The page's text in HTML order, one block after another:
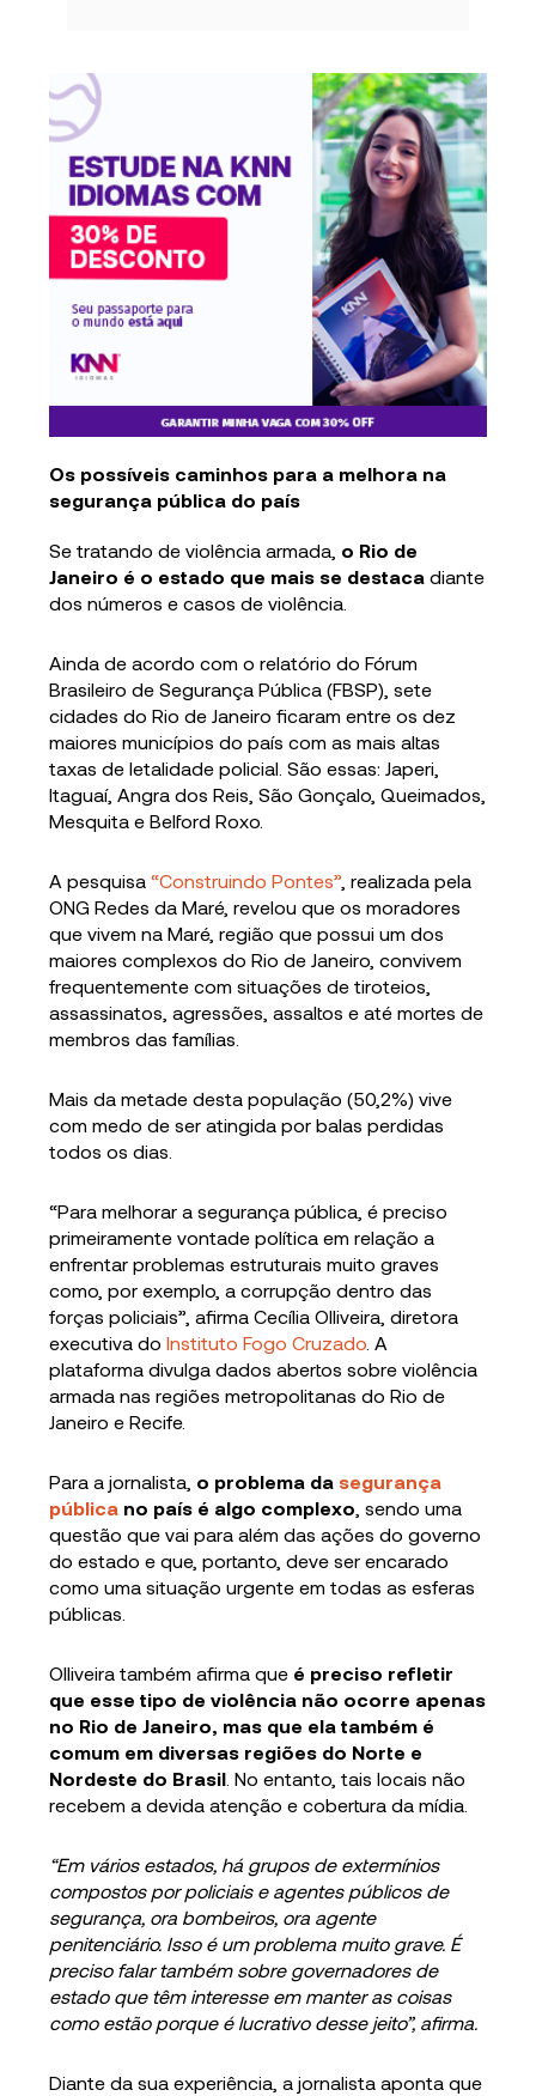
Os possíveis caminhos para a melhora na
segurança pública do país
Se tratando de violência armada, o Rio de
Janeiro é o estado que mais se destacadiante
dos números e casos de violência.
Ainda de acordo com o relatório do Fórum
Brasileiro de Segurança Pública (FBSP), sete
cidades do Rio de Janeiro ficaram entre os dez
maiores municípios do país com as mais altas
taxas de letalidade policial. São essas: Japeri,
Itaguaí, Angra dos Reis, São Gonçalo, Queimados,
Mesquita e Belford Roxo.
A pesquisa “Construindo Pontes” , realizada pela
ONG Redes da Maré, revelou que os moradores
que vivem na Maré, região que possui um dos
maiores complexos do Rio de Janeiro, convivem
frequentemente com situações de tiroteios,
assassinatos, agressões, assaltos e até mortes de
membros das famílias.
Mais da metade desta população (50,2%) vive
com medo de ser atingida por balas perdidas
todos os dias.
“Para melhorar a segurança pública, é preciso
primeiramente vontade política em relação a
enfrentar problemas estruturais muito graves
como, por exemplo, a corrupção dentro das
forças policiais”, afirma Cecília Olliveira, diretora
executiva doInstituto Fogo Cruzado . A
plataforma divulga dados abertos sobre violência
armada nas regiões metropolitanas do Rio de
Janeiro e Recife.
Para a jornalista, o problema da segurança
pública no país é algo complexo , sendo uma
questão que vai para além das ações do governo
do estado e que, portanto, deve ser encarado
como uma situação urgente em todas as esferas
públicas.
Olliveira também afirma que é preciso refletir
que esse tipo de violência não ocorre apenas
no Rio de Janeiro, mas que ela também é
comum em diversas regiões do Norte e
Nordeste do Brasil . No entanto, tais locais não
recebem a devida atenção e cobertura da mídia.
“Em vários estados, há grupos de extermínios
compostos por policiais e agentes públicos de
segurança, ora bombeiros, ora agente
penitenciário. Isso é um problema muito grave. É
preciso falar também sobre governadores de
estado que têm interesse em manter as coisas
como estão porque é lucrativo desse jeito”, afirma.
Diante da sua experiência, a jornalista aponta que